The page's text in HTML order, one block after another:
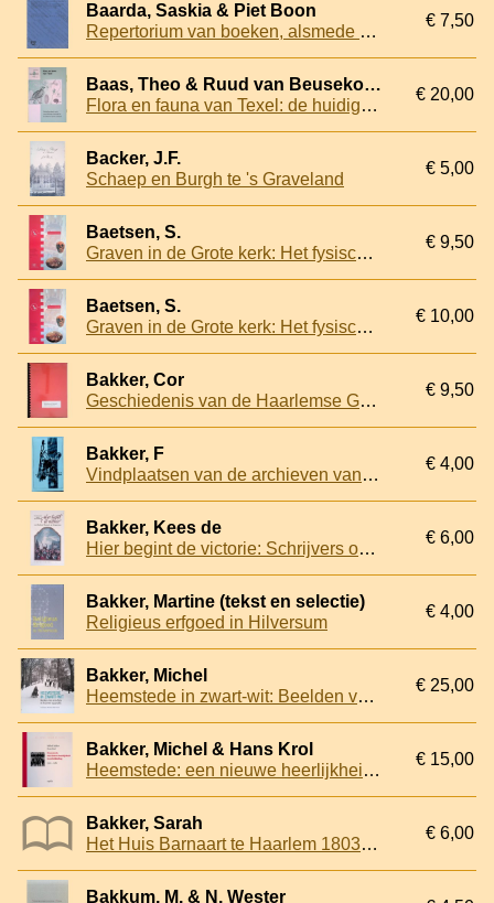
Baarda, Saskia & Piet Boon
Repertorium van boeken, alsmede van bijdragen in bundels en seriewerken, betreffende de geschiedenis van Noord-Holland (met uitzondering van Amsterdam en Haarlem) verschenen tot 31 december 1982
€ 7,50
Baas, Theo & Ruud van Beusekom & Hans van der Goes
Flora en fauna van Texel: de huidige situatie en de ontwikkelingen sinds 1985 in de polders en op het oude land
€ 20,00
Backer, J.F.
Schaep en Burgh te 's Graveland
€ 5,00
Baetsen, S.
Graven in de Grote kerk: Het fysisch-antropologisch onderzoek van de graven in de St. Laurenskerk van Alkmaar
€ 9,50
Baetsen, S.
Graven in de Grote kerk: Het fysisch-antropologisch onderzoek van de graven in de St. Laurenskerk van Alkmaar
€ 10,00
Bakker, Cor
Geschiedenis van de Haarlemse Groentenveiling en de Groothandelsvereniging E.M.M.
€ 9,50
Bakker, F
Vindplaatsen van de archieven van de Noorhollandse polders en waterschappen
€ 4,00
Bakker, Kees de
Hier begint de victorie: Schrijvers over Alkmaar: Van Bosboom-Toussaint tot Zwagerman
€ 6,00
Bakker, Martine (tekst en selectie)
Religieus erfgoed in Hilversum
€ 4,00
Bakker, Michel
Heemstede in zwart-wit: Beelden van een dorp in de jaren 1945-1985
€ 25,00
Bakker, Michel & Hans Krol
Heemstede: een nieuwe heerlijkheid in ontwikkeling 1950-1980
€ 15,00
Bakker, Sarah
Het Huis Barnaart te Haarlem 1803-1808
€ 6,00
Bakkum, M. & N. Wester